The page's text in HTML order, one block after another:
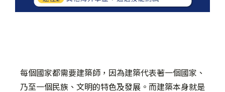
每個國家都需要建築師，因為建築代表著一個國家、
乃至一個民族、文明的特色及發展。而建築本身就是